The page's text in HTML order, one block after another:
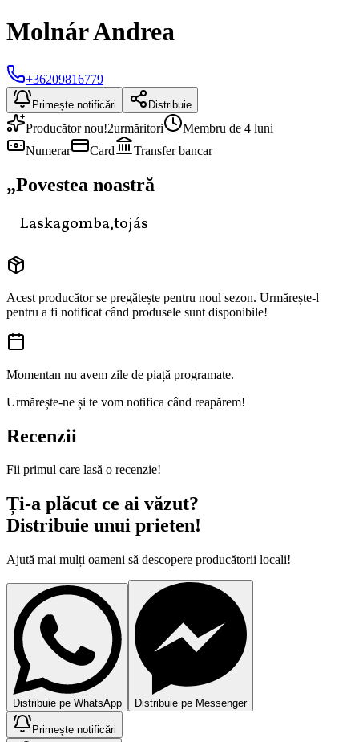
Molnár Andrea
+36209816779
Primește notificări Distribuie
Producător nou!2urmăritori
Membru de 4 luni
Numerar
Card Transfer bancar
„Povestea noastră
Laskagomba,tojás
Acest producător se pregătește pentru noul sezon. Urmărește-l
pentru a fi notificat când produsele sunt disponibile!
Momentan nu avem zile de piață programate.
Urmărește-ne și te vom notifica când reapărem!
Recenzii
Fii primul care lasă o recenzie!
Ți-a plăcut ce ai văzut?
Distribuie unui prieten!
Ajută mai mulți oameni să descopere producătorii locali!
Distribuie pe WhatsApp Distribuie pe Messenger
Primește notificări